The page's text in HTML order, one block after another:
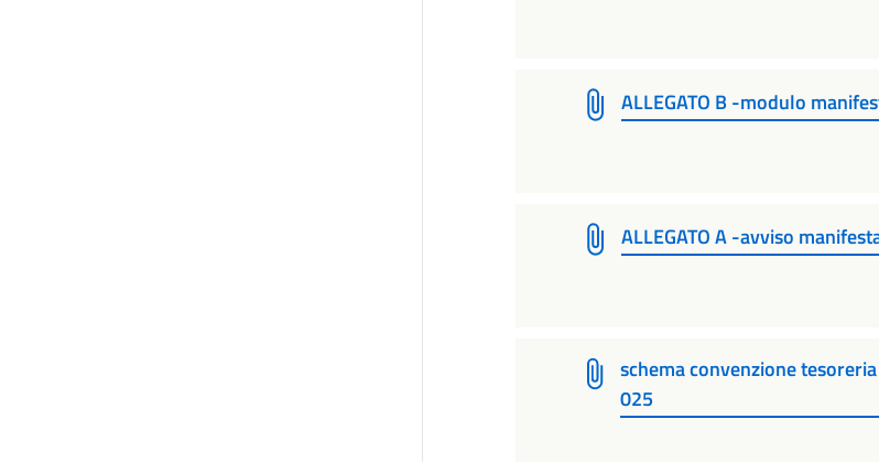
ALLEGATO B -modulo
ALLEGATO A -avviso
schema convenzione
025